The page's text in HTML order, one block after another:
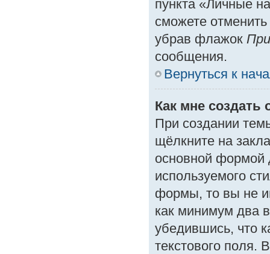
пункта «Личные
сможете
убрав флажок
сообщения.
Вернуться к
Как мне создать
При создании
щёлкните на
основной формой
используемого
формы, то вы не
как минимум два
убедившись, что
текстового поля.